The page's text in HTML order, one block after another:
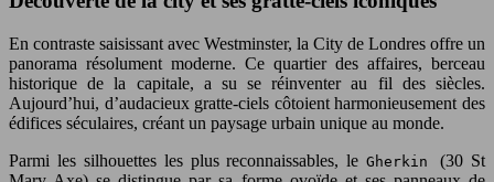
En contraste saisissant avec Westminster, la City de Londres offre un
panorama résolument moderne. Ce quartier des affaires, berceau
historique de la capitale, a su se réinventer au fil des siècles.
Aujourd’hui, d’audacieux gratte-ciels côtoient harmonieusement des
édifices séculaires, créant un paysage urbain unique au monde.
Parmi les silhouettes les plus reconnaissables, leGherkin(30 St